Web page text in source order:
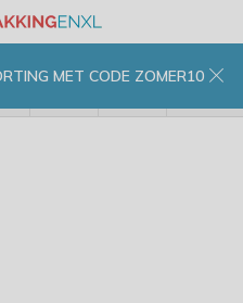
MET CODE ZOMER10